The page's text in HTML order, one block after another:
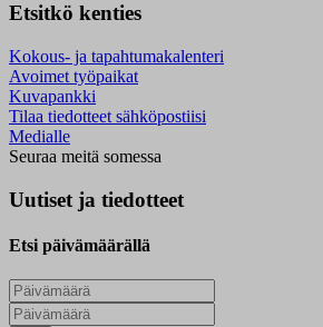
Etsitkö kenties
Kokous- ja tapahtumakalenteri
Avoimet työpaikat
Kuvapankki
Tilaa tiedotteet sähköpostiisi
Medialle
Seuraa meitä somessa
Uutiset ja tiedotteet
Etsi päivämäärällä